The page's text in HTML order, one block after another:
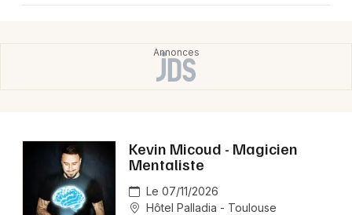
Soirées
Dîner spectacle en Midi-Pyrénées
Dîner spectacle en Occitanie
Kevin Micoud - Magicien
Mentaliste
Le 07/11/2026
Hôtel Palladia - Toulouse